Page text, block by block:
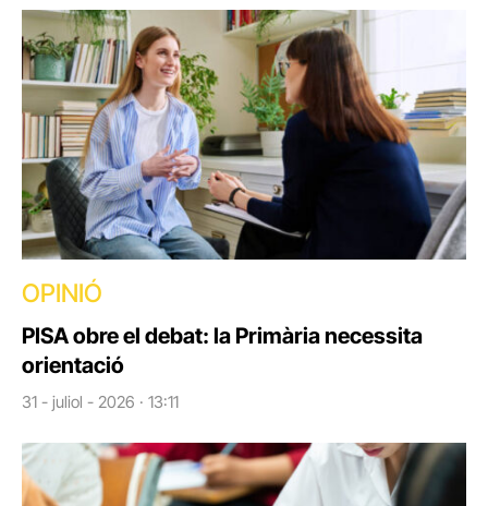
OPINIÓ
PISA obre el debat: la Primària necessita
orientació
31 - juliol - 2026 · 13:11